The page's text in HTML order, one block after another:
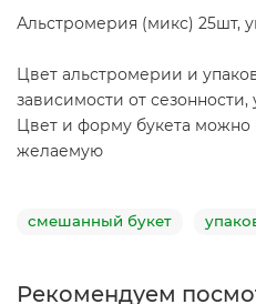
Альстромерия (микс) 25шт,
Цвет альстромерии и
зависимости от
Цвет и форму букета
желаемую
смешанный букет
Рекомендуем